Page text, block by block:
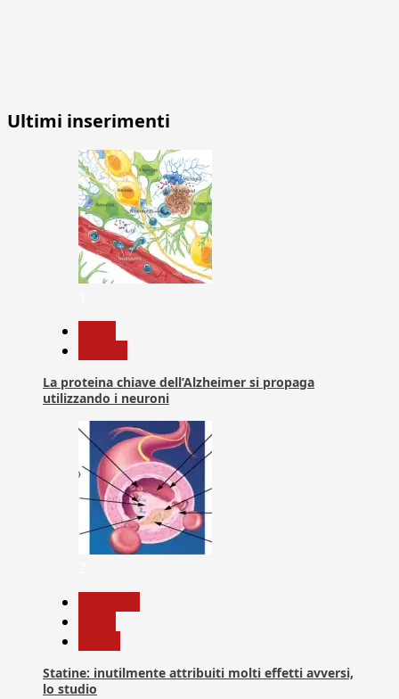
Ultimi inserimenti
La proteina chiave dell’Alzheimer si propaga
utilizzando i neuroni
Statine: inutilmente attribuiti molti effetti avversi,
lo studio